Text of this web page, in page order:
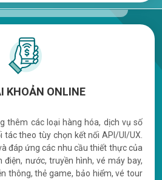
KHOẢN ONLINE
thêm các loại hàng hóa, dịch vụ số
tác theo tùy chọn kết nối API/UI/UX.
đáp ứng các nhu cầu thiết thực của
điện, nước, truyền hình, vé máy bay,
thông, thẻ game, bảo hiểm, vé tour